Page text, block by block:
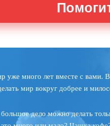
уже много лет вместе с вами.
мир вокруг добрее и
дело можно делать